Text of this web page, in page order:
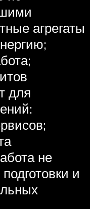
агрегаты
для
не
и